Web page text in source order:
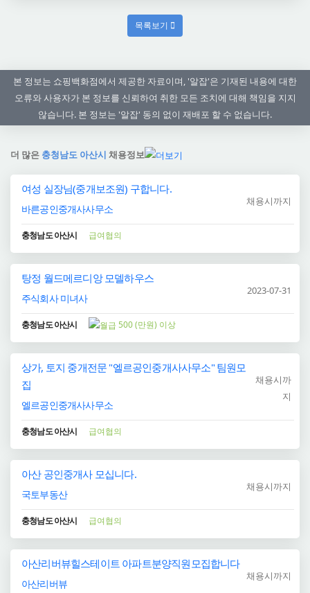
목록보기
본 정보는 쇼핑백화점에서 제공한 자료이며, '알잡'은 기재된 내용에 대한
오류와 사용자가 본 정보를 신뢰하여 취한 모든 조치에 대해 책임을 지지
않습니다. 본 정보는 '알잡' 동의 없이 재배포 할 수 없습니다.
더 많은 충청남도 아산시 채용정보
여성 실장님(중개보조원) 구합니다.
바른공인중개사사무소
채용시까지
충청남도 아산시 급여협의
탕정 월드메르디앙 모델하우스
주식회사 미녀사
2023-07-31
충청남도 아산시 500 (만원) 이상
상가, 토지 중개전문 "엘르공인중개사사무소" 팀원모
집
엘르공인중개사사무소
채용시까
지
충청남도 아산시 급여협의
아산 공인중개사 모십니다.
국토부동산
채용시까지
충청남도 아산시 급여협의
아산리버뷰힐스테이트 아파트분양직원모집합니다
아산리버뷰
채용시까지